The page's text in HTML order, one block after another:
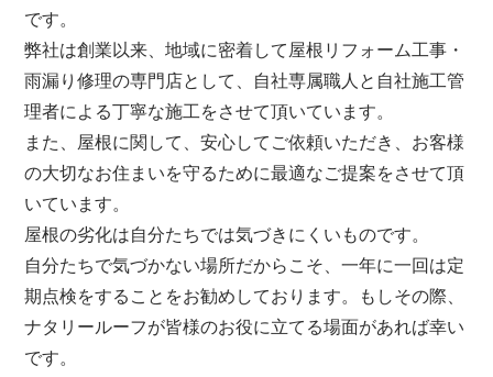
です。
弊社は創業以来、地域に密着して屋根リフォーム工事・
雨漏り修理の専門店として、自社専属職人と自社施工管
理者による丁寧な施工をさせて頂いています。
また、屋根に関して、安心してご依頼いただき、お客様
の大切なお住まいを守るために最適なご提案をさせて頂
いています。
屋根の劣化は自分たちでは気づきにくいものです。
自分たちで気づかない場所だからこそ、一年に一回は定
期点検をすることをお勧めしております。もしその際、
ナタリールーフが皆様のお役に立てる場面があれば幸い
です。